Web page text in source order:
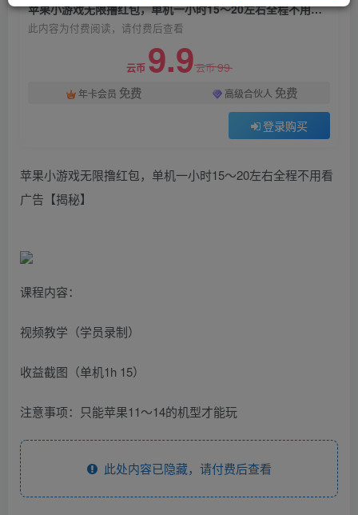
苹果小游戏无限撸红包，单机一小时15～20左右全程不用看广告【揭秘】
此内容为付费阅读，请付费后查看
云币 9.9云币99
年卡会员 免费 高级合伙人 免费
登录购买
苹果小游戏无限撸红包，单机一小时15～20左右全程不用看
广告【揭秘】
课程内容：
视频教学（学员录制）
收益截图（单机1h 15）
注意事项：只能苹果11～14的机型才能玩
此处内容已隐藏，请付费后查看